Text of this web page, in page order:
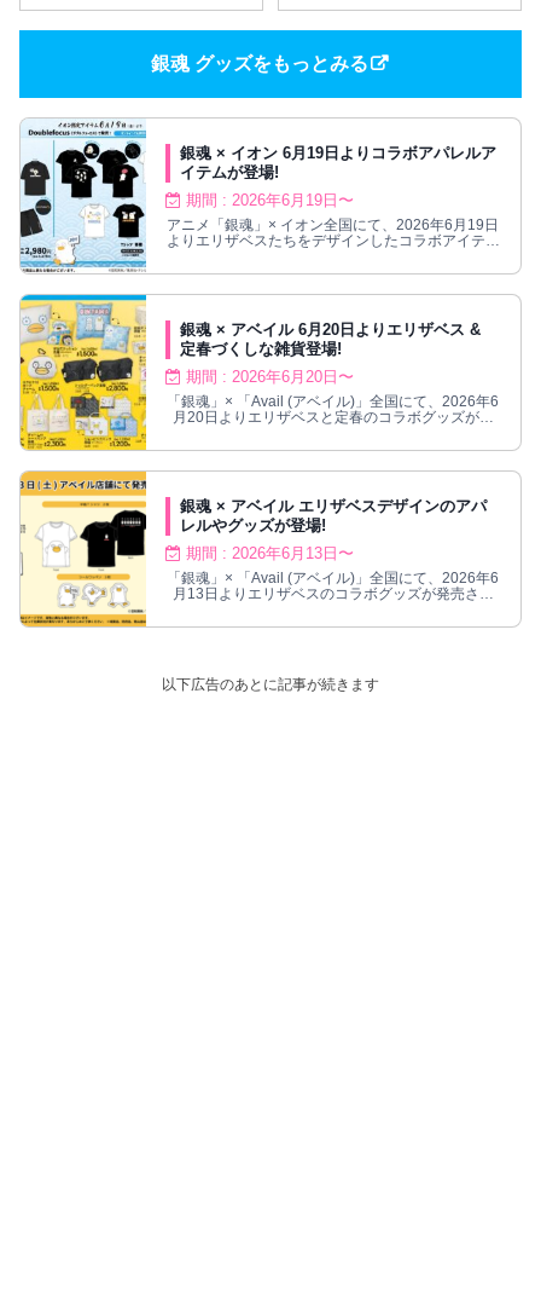
銀魂 グッズをもっとみる
銀魂 × イオン 6月19日よりコラボアパレルア
イテムが登場!
期間 : 2026年6月19日〜
アニメ「銀魂」× イオン全国にて、2026年6月19日
よりエリザベスたちをデザインしたコラボアイテム
銀魂 × アベイル 6月20日よりエリザベス &
定春づくしな雑貨登場!
期間 : 2026年6月20日〜
「銀魂」× 「Avail (アベイル)」全国にて、2026年6
月20日よりエリザベスと定春のコラボグッズが発
銀魂 × アベイル エリザベスデザインのアパ
レルやグッズが登場!
期間 : 2026年6月13日〜
「銀魂」× 「Avail (アベイル)」全国にて、2026年6
月13日よりエリザベスのコラボグッズが発売され
以下広告のあとに記事が続きます